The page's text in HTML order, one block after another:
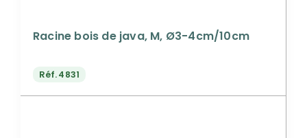
Racine bois de java, M, Ø3-4cm/10cm
Réf.4831